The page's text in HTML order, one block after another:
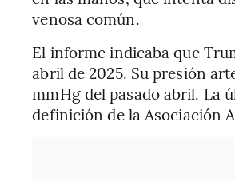
venosa común.
El informe indicaba que
abril de 2025. Su presión
mmHg del pasado abril. La
definición de la Asociación